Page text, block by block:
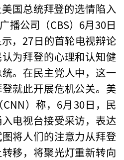
国总统拜登的选情陷入
播公司（CBS）6月30日
，27日的首轮电视辩论
为拜登的心理和认知健
。在民主党人中，这一
就此开展危机公关。美
）称，6月30日，民
电视台接受采访，表达
将人们的注意力从拜登
移，将聚光灯重新转向